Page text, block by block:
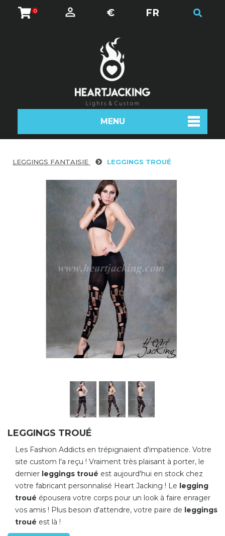
0 € FR
MENU
LEGGINGS FANTAISIE LEGGINGS TROUÉ
LEGGINGS TROUÉ
Les Fashion Addicts en trépignaient d'impatience. Votre
site custom l'a reçu ! Vraiment très plaisant à porter, le
dernier leggings troué est aujourd'hui en stock chez
votre fabricant personnalisé Heart Jacking ! Le legging
troué épousera votre corps pour un look à faire enrager
vos amis ! Plus besoin d'attendre, votre paire de leggings
troué est là !